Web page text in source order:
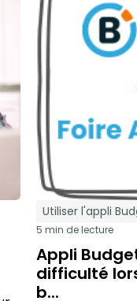
Utiliser l'appli
5 min de lecture
Appli
difficulté
b...